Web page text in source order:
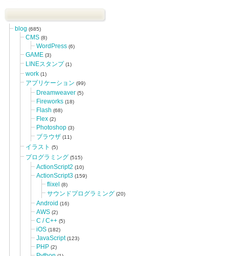
blog (685)
CMS (8)
WordPress (6)
GAME (3)
LINEスタンプ (1)
work (1)
アプリケーション (99)
Dreamweaver (5)
Fireworks (18)
Flash (68)
Flex (2)
Photoshop (3)
ブラウザ (11)
イラスト (5)
プログラミング (515)
ActionScript2 (10)
ActionScript3 (159)
flixel (8)
サウンドプログラミング (20)
Android (16)
AWS (2)
C / C++ (5)
iOS (182)
JavaScript(123)
PHP (2)